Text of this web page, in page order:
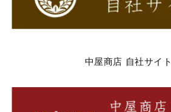
中屋商店 自社サイト